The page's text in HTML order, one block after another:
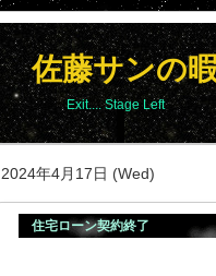
佐藤サンの
Exit.... Stage Left
2024年4月17日 (Wed)
住宅ローン契約終了